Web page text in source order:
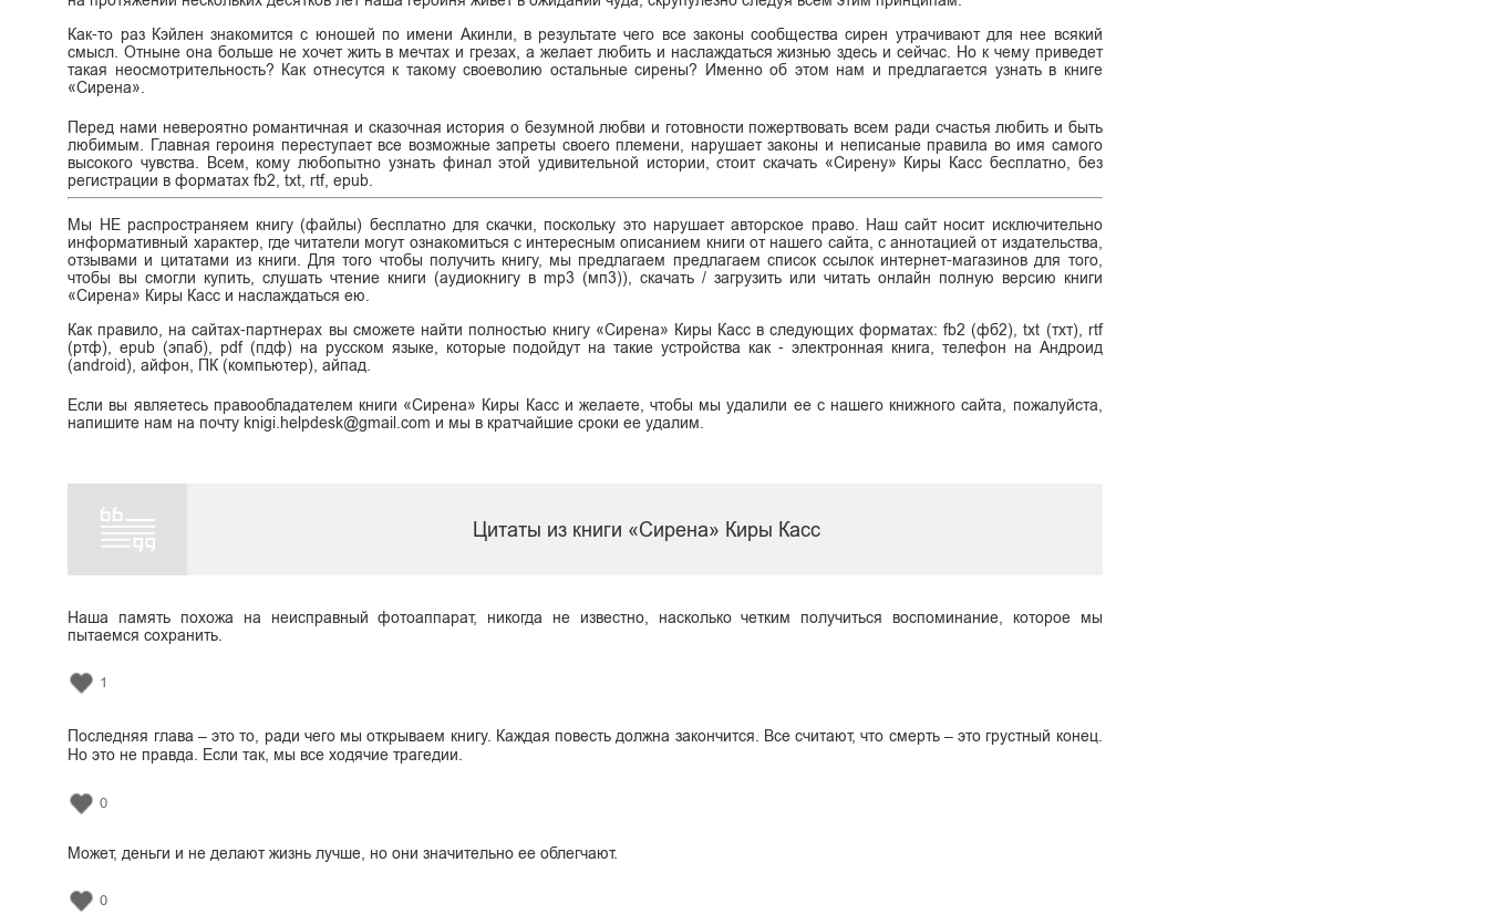
Как-то раз Кэйлен знакомится с юношей по имени Акинли, в результате чего все законы сообщества сирен утрачивают для нее всякий
смысл. Отныне она больше не хочет жить в мечтах и грезах, а желает любить и наслаждаться жизнью здесь и сейчас. Но к чему приведет
такая неосмотрительность? Как отнесутся к такому своеволию остальные сирены? Именно об этом нам и предлагается узнать в книге
«Сирена».
Перед нами невероятно романтичная и сказочная история о безумной любви и готовности пожертвовать всем ради счастья любить и быть
любимым. Главная героиня переступает все возможные запреты своего племени, нарушает законы и неписаные правила во имя самого
высокого чувства. Всем, кому любопытно узнать финал этой удивительной истории, стоит скачать «Сирену» Киры Касс бесплатно, без
регистрации в форматах fb2, txt, rtf, epub.
Мы НЕ распространяем книгу (файлы) бесплатно для скачки, поскольку это нарушает авторское право. Наш сайт носит исключительно
информативный характер, где читатели могут ознакомиться с интересным описанием книги от нашего сайта, с аннотацией от издательства,
отзывами и цитатами из книги. Для того чтобы получить книгу, мы предлагаем предлагаем список ссылок интернет-магазинов для того,
чтобы вы смогли купить, слушать чтение книги (аудиокнигу в mp3 (мп3)), скачать / загрузить или читать онлайн полную версию книги
«Сирена» Киры Касс и наслаждаться ею.
Как правило, на сайтах-партнерах вы сможете найти полностью книгу «Сирена» Киры Касс в следующих форматах: fb2 (фб2), txt (тхт), rtf
(ртф), epub (эпаб), pdf (пдф) на русском языке, которые подойдут на такие устройства как - электронная книга, телефон на Андроид
(android), айфон, ПК (компьютер), айпад.
Если вы являетесь правообладателем книги «Сирена» Киры Касс и желаете, чтобы мы удалили ее с нашего книжного сайта, пожалуйста,
напишите нам на почту knigi.helpdesk@gmail.com и мы в кратчайшие сроки ее удалим.
Цитаты из книги «Сирена» Киры Касс
Наша память похожа на неисправный фотоаппарат, никогда не известно, насколько четким получиться воспоминание, которое мы
пытаемся сохранить.
1
Последняя глава – это то, ради чего мы открываем книгу. Каждая повесть должна закончится. Все считают, что смерть – это грустный конец.
Но это не правда. Если так, мы все ходячие трагедии.
0
Может, деньги и не делают жизнь лучше, но они значительно ее облегчают.
0